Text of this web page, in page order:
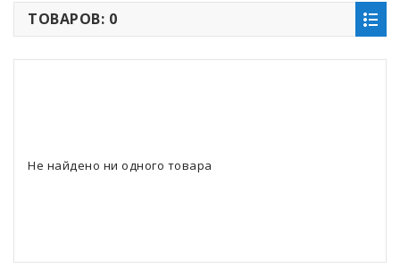
ТОВАРОВ: 0
Не найдено ни одного товара